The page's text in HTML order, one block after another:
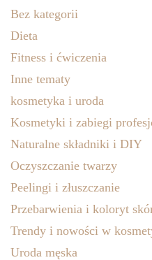
Bez kategorii
Dieta
Fitness i ćwiczenia
Inne tematy
kosmetyka i uroda
Kosmetyki i zabiegi
Naturalne składniki i DIY
Oczyszczanie twarzy
Peelingi i złuszczanie
Przebarwienia i koloryt
Trendy i nowości w
Uroda męska